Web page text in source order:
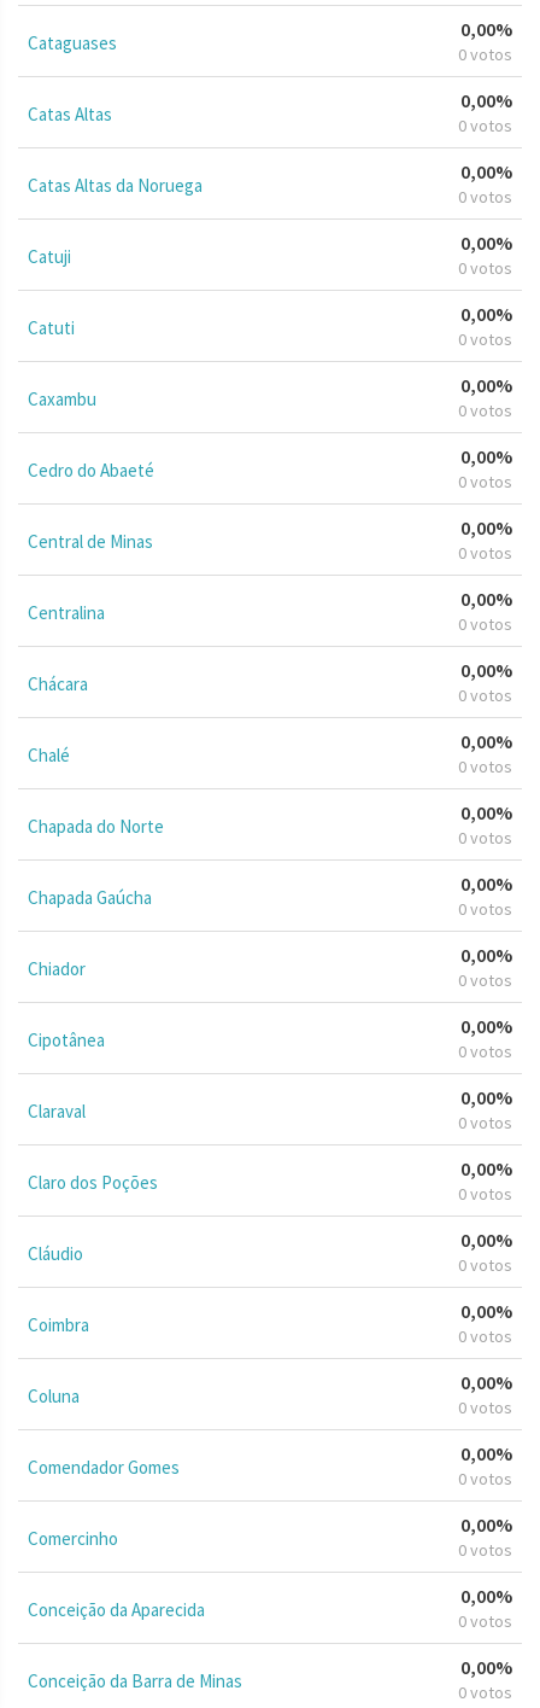
Cataguases
0,00%
0 votos
Catas Altas
0,00%
0 votos
Catas Altas da Noruega
0,00%
0 votos
Catuji
0,00%
0 votos
Catuti
0,00%
0 votos
Caxambu
0,00%
0 votos
Cedro do Abaeté
0,00%
0 votos
Central de Minas
0,00%
0 votos
Centralina
0,00%
0 votos
Chácara
0,00%
0 votos
Chalé
0,00%
0 votos
Chapada do Norte
0,00%
0 votos
Chapada Gaúcha
0,00%
0 votos
Chiador
0,00%
0 votos
Cipotânea
0,00%
0 votos
Claraval
0,00%
0 votos
Claro dos Poções
0,00%
0 votos
Cláudio
0,00%
0 votos
Coimbra
0,00%
0 votos
Coluna
0,00%
0 votos
Comendador Gomes
0,00%
0 votos
Comercinho
0,00%
0 votos
Conceição da Aparecida
0,00%
0 votos
Conceição da Barra de Minas
0,00%
0 votos